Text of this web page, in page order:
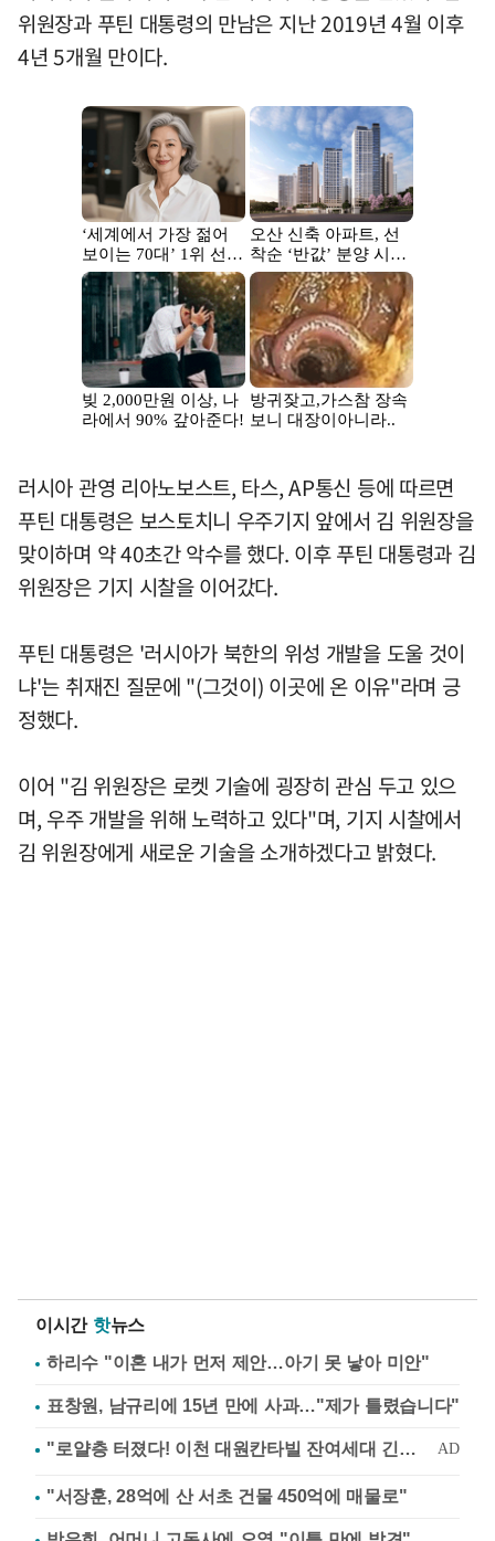
위원장과 푸틴 대통령의 만남은 지난 2019년 4월 이후
4년 5개월 만이다.
러시아 관영 리아노보스트, 타스, AP통신 등에 따르면
푸틴 대통령은 보스토치니 우주기지 앞에서 김 위원장을
맞이하며 약 40초간 악수를 했다. 이후 푸틴 대통령과 김
위원장은 기지 시찰을 이어갔다.
푸틴 대통령은 '러시아가 북한의 위성 개발을 도울 것이
냐'는 취재진 질문에 "(그것이) 이곳에 온 이유"라며 긍
정했다.
이어 "김 위원장은 로켓 기술에 굉장히 관심 두고 있으
며, 우주 개발을 위해 노력하고 있다"며, 기지 시찰에서
김 위원장에게 새로운 기술을 소개하겠다고 밝혔다.
이시간 핫뉴스
하리수 "이혼 내가 먼저 제안…아기 못 낳아 미안"
표창원, 남규리에 15년 만에 사과…"제가 틀렸습니다"
"서장훈, 28억에 산 서초 건물 450억에 매물로"